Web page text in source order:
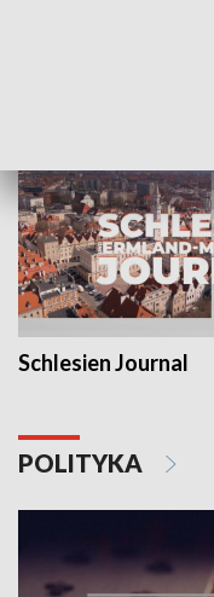
Schlesien Journal
POLITYKA